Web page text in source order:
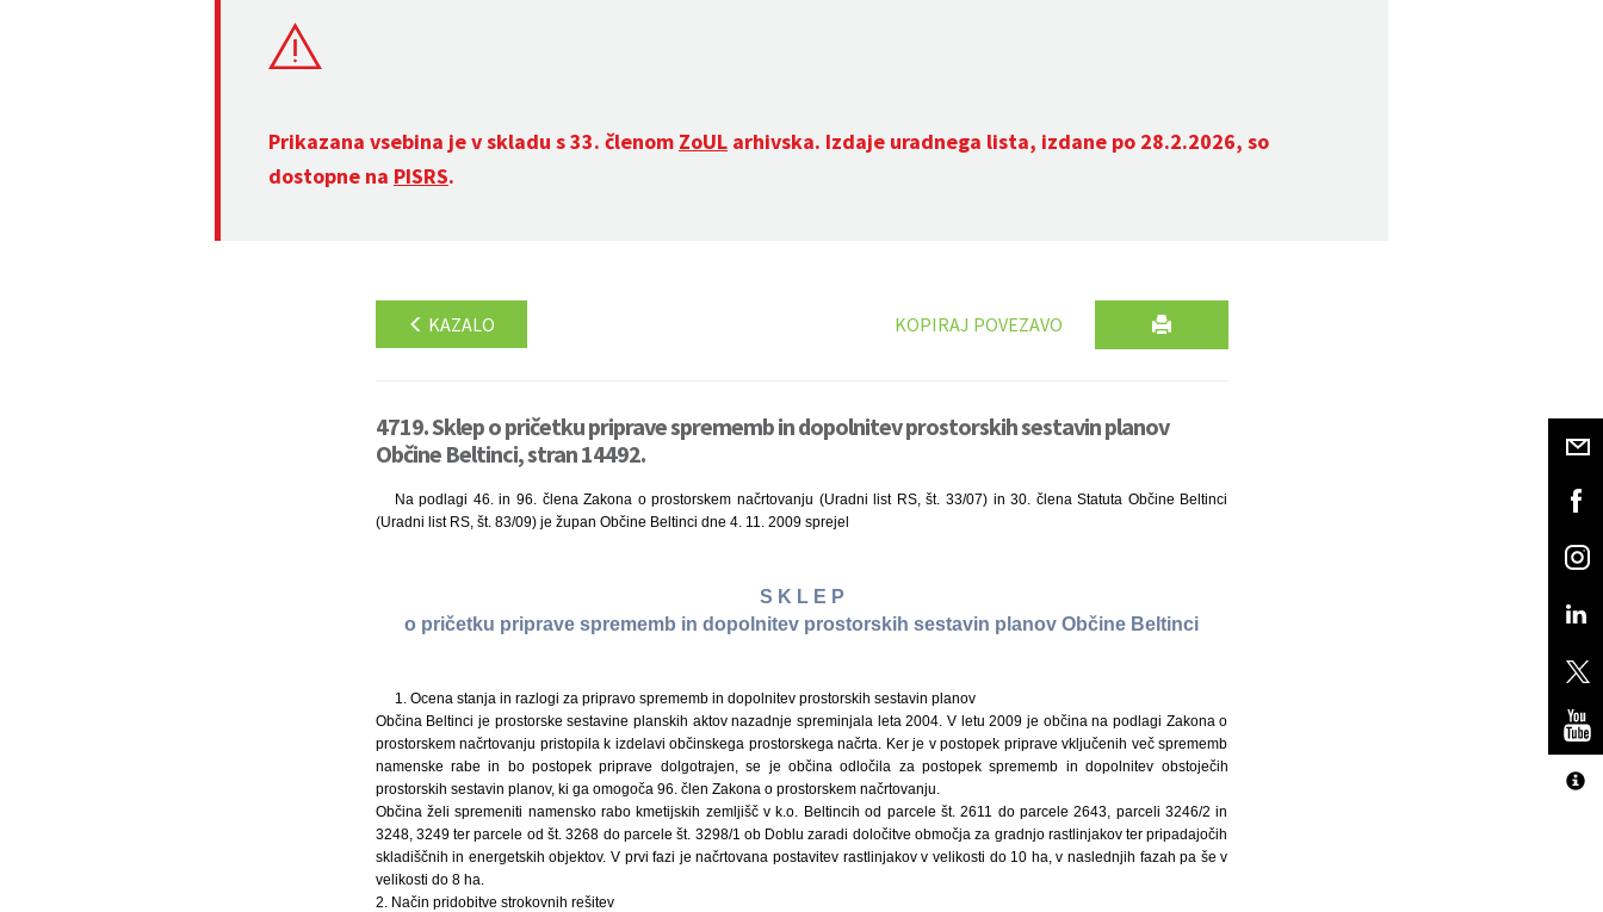
Prikazana vsebina je v skladu s 33. členom ZoUL arhivska. Izdaje uradnega lista, izdane po 28.2.2026, so
dostopne na PISRS.
KAZALO KOPIRAJ POVEZAVO
4719. Sklep o pričetku priprave sprememb in dopolnitev prostorskih sestavin planov
Občine Beltinci, stran 14492.
Na podlagi 46. in 96. člena Zakona o prostorskem načrtovanju (Uradni list RS, št. 33/07) in 30. člena Statuta Občine Beltinci
(Uradni list RS, št. 83/09) je župan Občine Beltinci dne 4. 11. 2009 sprejel
S K L E P
o pričetku priprave sprememb in dopolnitev prostorskih sestavin planov Občine Beltinci
1. Ocena stanja in razlogi za pripravo sprememb in dopolnitev prostorskih sestavin planov
Občina Beltinci je prostorske sestavine planskih aktov nazadnje spreminjala leta 2004. V letu 2009 je občina na podlagi Zakona o
prostorskem načrtovanju pristopila k izdelavi občinskega prostorskega načrta. Ker je v postopek priprave vključenih več sprememb
namenske rabe in bo postopek priprave dolgotrajen, se je občina odločila za postopek sprememb in dopolnitev obstoječih
prostorskih sestavin planov, ki ga omogoča 96. člen Zakona o prostorskem načrtovanju.
Občina želi spremeniti namensko rabo kmetijskih zemljišč v k.o. Beltincih od parcele št. 2611 do parcele 2643, parceli 3246/2 in
3248, 3249 ter parcele od št. 3268 do parcele št. 3298/1 ob Doblu zaradi določitve območja za gradnjo rastlinjakov ter pripadajočih
skladiščnih in energetskih objektov. V prvi fazi je načrtovana postavitev rastlinjakov v velikosti do 10 ha, v naslednjih fazah pa še v
velikosti do 8 ha.
2. Način pridobitve strokovnih rešitev